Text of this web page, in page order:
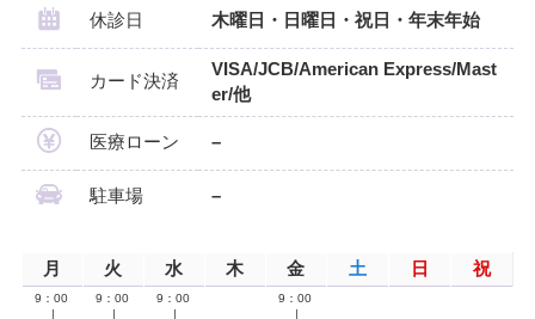
休診日 木曜日・日曜日・祝日・年末年始
カード決済
VISA/JCB/American Express/Mast
er/他
医療ローン –
駐車場 –
月 火 水 木 金 土 日 祝
9：00
9：00
9：00
9：00